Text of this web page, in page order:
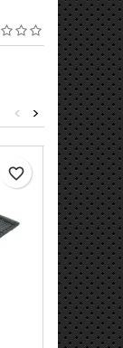
>
<
favorite_border